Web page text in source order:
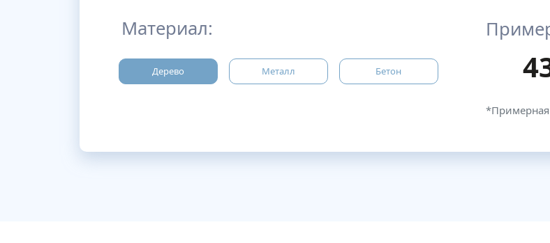
Материал:
Дерево Металл Бетон
*Примерная